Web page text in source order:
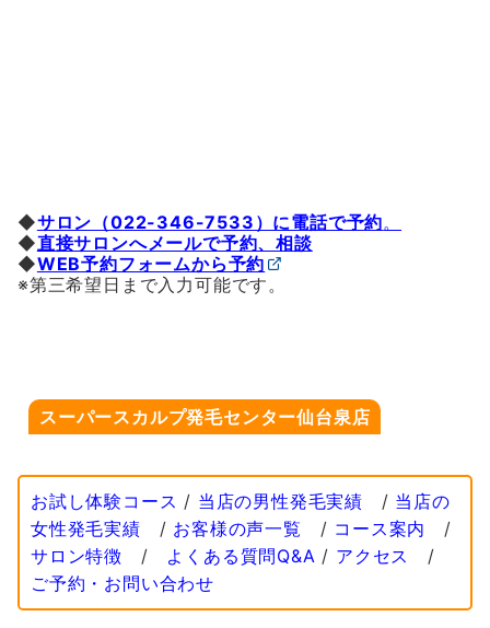
◆サロン（022-346-7533）に電話で予約。
◆直接サロンへメールで予約、相談
◆WEB予約フォームから予約
※第三希望日まで入力可能です。
スーパースカルプ発毛センター仙台泉店
お試し体験コース / 当店の男性発毛実績 / 当店の
女性発毛実績 / お客様の声一覧 / コース案内
/
サロン特徴 / よくある質問Q&A / アクセス
/
ご予約・お問い合わせ